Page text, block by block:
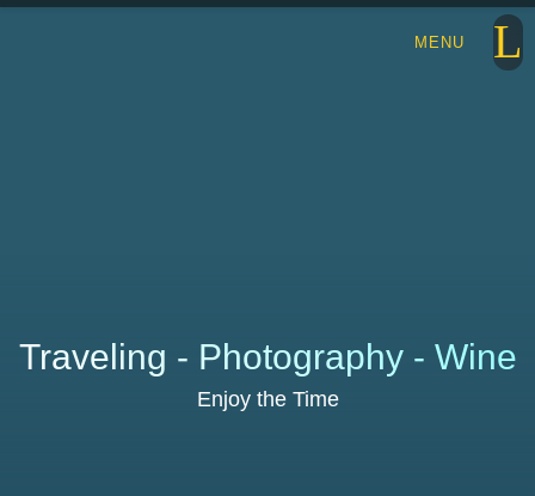
Traveling - Photography - Wine
Enjoy the Time